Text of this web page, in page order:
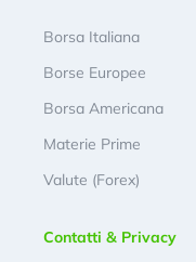
Borsa Italiana
Borse Europee
Borsa Americana
Materie Prime
Valute (Forex)
Contatti & Privacy